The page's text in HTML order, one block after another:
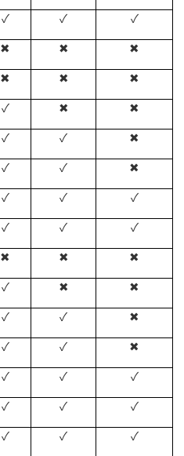
✓ ✓
✓
✖ ✖
✖
✖ ✖
✖
✓ ✖
✖
✓ ✓
✖
✓ ✓
✖
✓ ✓
✓
✓ ✓
✓
✖ ✖
✖
✓ ✖
✖
✓ ✓
✖
✓ ✓
✖
✓ ✓
✓
✓ ✓
✓
✓ ✓
✓